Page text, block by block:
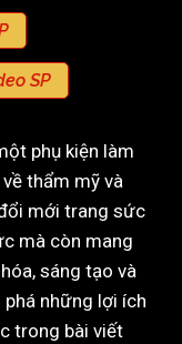
SP
phụ kiện làm
thẩm mỹ và
mới trang sức
mà còn mang
sáng tạo và
những lợi ích
trong bài viết